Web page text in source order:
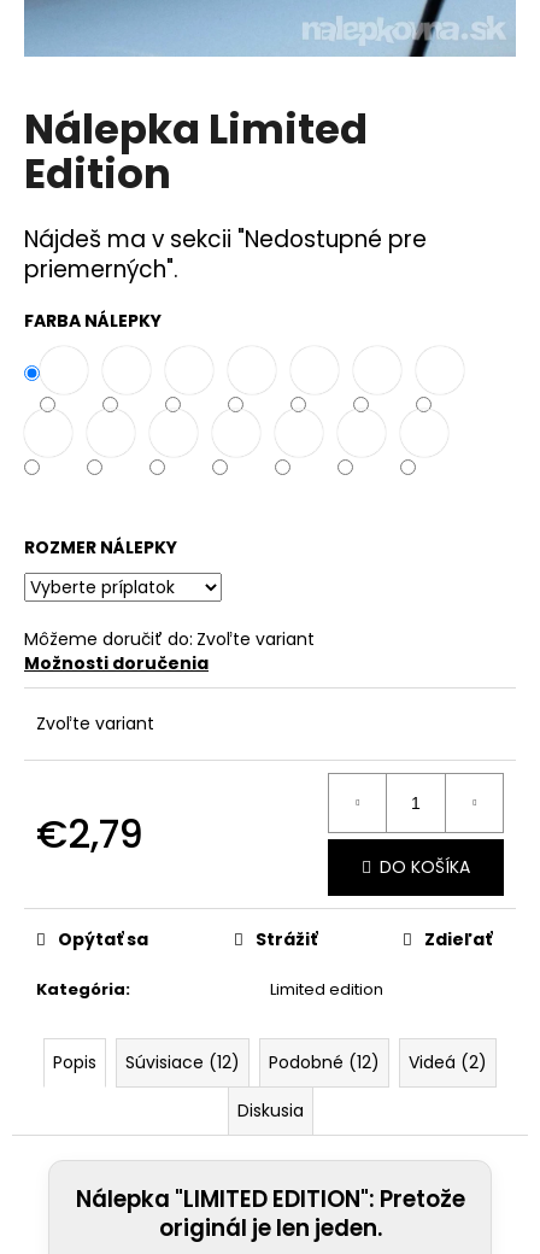
Nálepka Limited
Edition
Nájdeš ma v sekcii "Nedostupné pre
priemerných".
FARBA NÁLEPKY
ROZMER NÁLEPKY
Môžeme doručiť do: Zvoľte variant
Možnosti doručenia
Zvoľte variant
€2,79
DO KOŠÍKA
Kategória: Limited edition
Opýtať sa Strážiť Zdieľať
Popis Súvisiace (12) Podobné (12)
Videá (2)
Diskusia
Nálepka "LIMITED EDITION": Pretože
originál je len jeden.
á
j
ť
?
O
d
p
o
č
a
m